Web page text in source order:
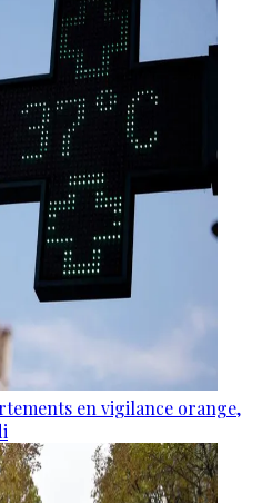
en vigilance orange,